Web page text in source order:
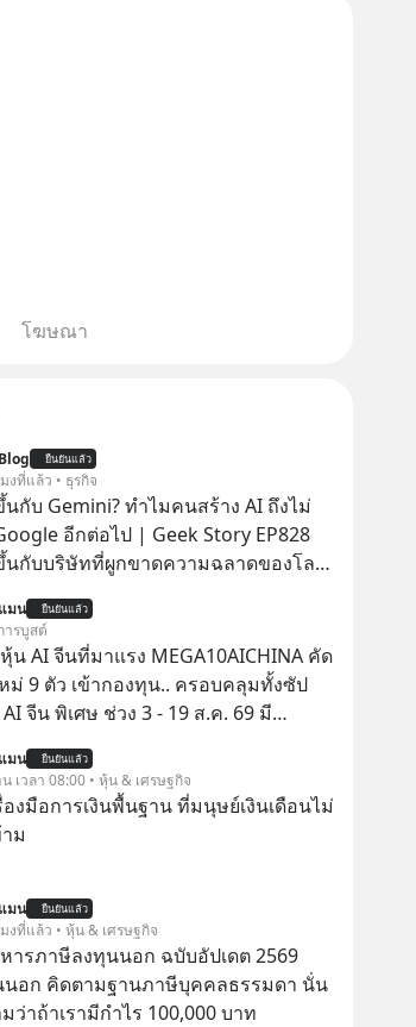
โฆษณา
ยืนยันแล้ว
งที่แล้ว • ธุรกิจ
นกับ Gemini? ทำไมคนสร้าง AI ถึงไม่
อีกต่อไป | Geek Story EP828
นกับบริษัทที่ผูกขาดความฉลาดของโลก
ยสอบได้ที่ 1 ของวงการ AI แต่วันนี้
บร่วงดิ่งไปอยู่อันดับ 11 ปล่อยให้
ละ Anthropic แซงหน้า โมเดลอาวุธ
ไว้ก็เลื่อนแล้วเลื่อนอีก ซ้ำร้ายทีม
ยเพื่อกระโดดให้ไกลกว่าเดิม EP เราจะ
การพลาดท่าครั้งใหญ่ที่สุดของ Google
นด้วยนะครับ 🎧 ฟังผ่าน Spotify
: https://tinyurl.com/5yxek2yz
Podbean :
jy6bj99b 🎧 ฟังผ่าน
มน ยืนยันแล้ว
ารบูสต์
น AI จีนที่มาแรง MEGA10AICHINA คัด
ม่ 9 ตัว เข้ากองทุน.. ครอบคลุมทั้งซัป
เศษ ช่วง 3 - 19 ส.ค. 69 มี
รีค่าธรรมเนียมซื้อ
มน ยืนยันแล้ว
เวลา 08:00 • หุ้น & เศรษฐกิจ
องมือการเงินพื้นฐาน ที่มนุษย์เงินเดือนไม่
ม
มน ยืนยันแล้ว
งที่แล้ว • หุ้น & เศรษฐกิจ
ารภาษีลงทุนนอก ฉบับอัปเดต 2569
อก คิดตามฐานภาษีบุคคลธรรมดา นั่น
ว่าถ้าเรามีกำไร 100,000 บาท